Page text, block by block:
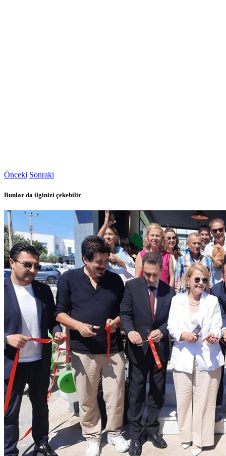
Önceki Sonraki
Bunlar da ilginizi çekebilir